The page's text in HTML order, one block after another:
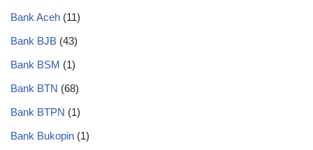
Bank Aceh (11)
Bank BJB (43)
Bank BSM (1)
Bank BTN (68)
Bank BTPN (1)
Bank Bukopin (1)